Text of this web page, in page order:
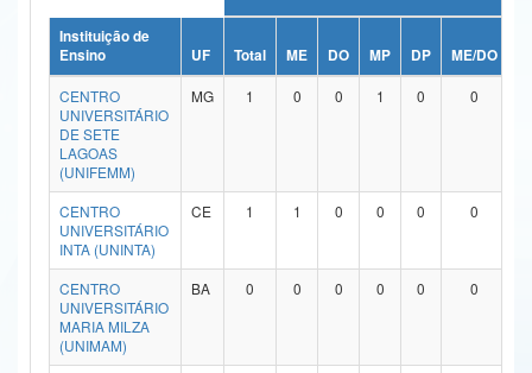
Ministério da Ciência, Tecnologia, Inovações e Comunicações
Ministério do Meio Ambiente
Ministério do Turismo
Ministério do Desenvolvimento Regional
Controladoria-Geral da União
Ministério da Mulher, da Família e dos Direitos Humanos
Secretaria-Geral
Secretaria de Governo
Instituição de
Ensino
UF Total ME DO MP DP ME/DO
CENTRO
UNIVERSITÁRIO
DE SETE
LAGOAS
(UNIFEMM)
MG 1 0 0 1 0 0
CENTRO
UNIVERSITÁRIO
INTA (UNINTA)
CE 1 1 0 0 0 0
CENTRO
UNIVERSITÁRIO
MARIA MILZA
(UNIMAM)
BA 0 0 0 0 0 0